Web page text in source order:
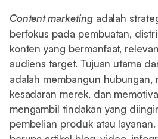
Content marketingadalah
berfokus pada pembuatan,
konten yang bermanfaat,
audiens target. Tujuan utama
adalah membangun hubungan,
kesadaran merek, dan
mengambil tindakan yang
pembelian produk atau